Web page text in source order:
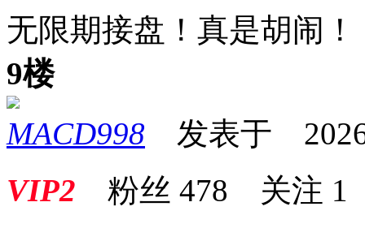
无限期接盘！真是胡闹！
9楼
MACD998 发表于
VIP2 粉丝 478 关注 1